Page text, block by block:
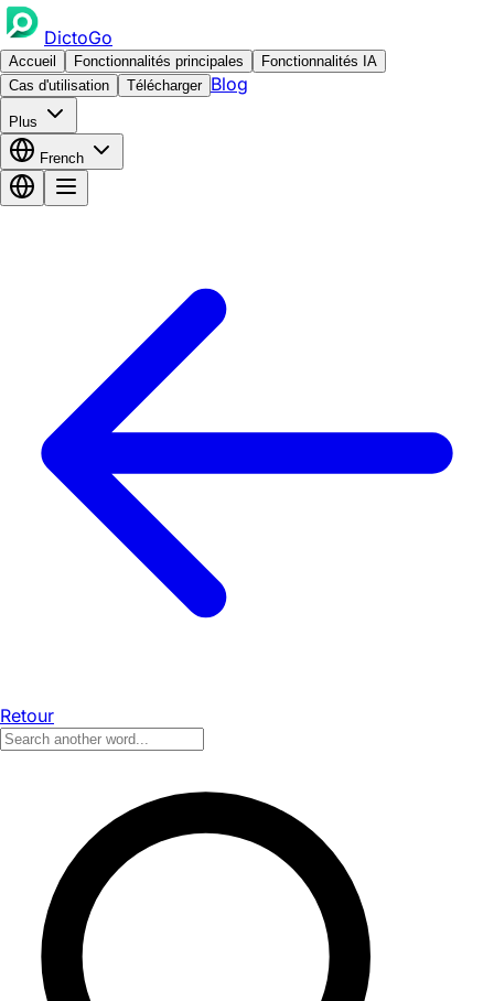
DictoGo
Accueil Fonctionnalités principales
Fonctionnalités IA
Cas d'utilisation
Télécharger Blog
Plus
French
Retour